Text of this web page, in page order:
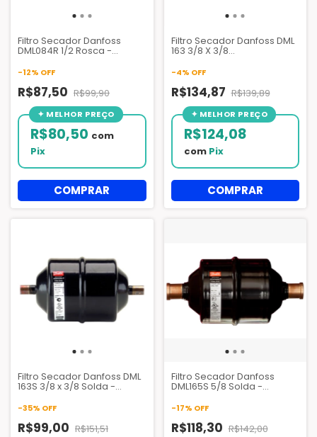
Filtro Secador Danfoss
DML084R 1/2 Rosca -
-12% OFF
R$87,50 R$99,90
R$80,50 com
Pix
Filtro Secador Danfoss DML
163 3/8 X 3/8
-4% OFF
R$134,87 R$139,89
R$124,08
com Pix
Filtro Secador Danfoss DML
163S 3/8 x 3/8 Solda -
-35% OFF
R$99,00 R$151,51
Filtro Secador Danfoss
DML165S 5/8 Solda -
-17% OFF
R$118,30 R$142,00